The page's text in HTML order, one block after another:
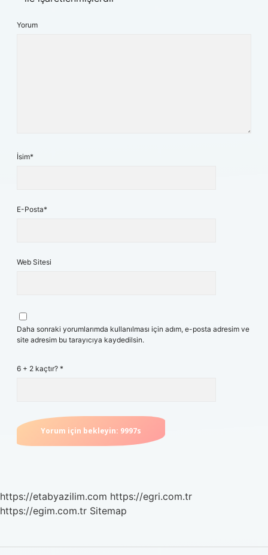
Yorum
İsim*
E-Posta*
Web Sitesi
Daha sonraki yorumlarımda kullanılması için adım, e-posta adresim ve
site adresim bu tarayıcıya kaydedilsin.
6 + 2 kaçtır? *
https://etabyazilim.com https://egri.com.tr
https://egim.com.tr Sitemap